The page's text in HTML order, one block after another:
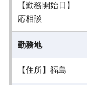
【勤務開始日】
応相談
勤務地
【住所】福島